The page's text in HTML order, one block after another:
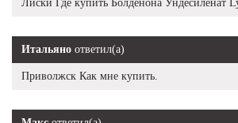
Лиски Где купить Болденона Ундесиленат
Итальяно ответил(а)
Приволжск Как мне купить.